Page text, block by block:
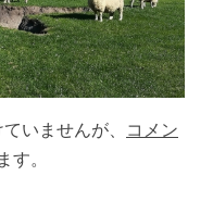
いませんが、
コメン
す。